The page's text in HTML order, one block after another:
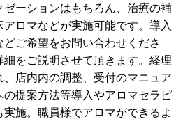
ゼーションはもちろん、治療の補
アロマなどが実施可能です。導入
ご希望をお問い合わせくださ
細をご説明させて頂きます。経理
、店内内の調整、受付のマニュア
の提案方法等導入やアロマセラピ
実施。職員様でアロマができるよ